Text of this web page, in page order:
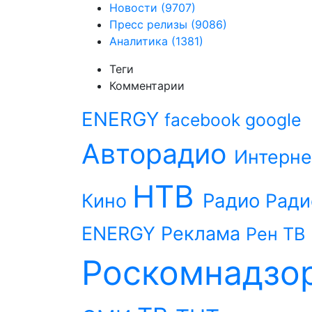
Новости (9707)
Пресс релизы (9086)
Аналитика (1381)
Теги
Комментарии
ENERGY facebook google
Авторадио
Кино НТВ Радио
ENERGY Реклама Рен ТВ